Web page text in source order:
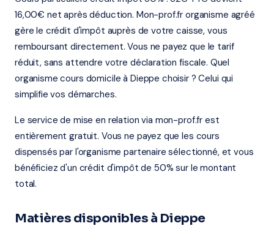
16,00€ net après déduction. Mon-prof.fr organisme agréé
gère le crédit d'impôt auprès de votre caisse, vous
remboursant directement. Vous ne payez que le tarif
réduit, sans attendre votre déclaration fiscale. Quel
organisme cours domicile à Dieppe choisir ? Celui qui
simplifie vos démarches.
Le service de mise en relation via mon-prof.fr est
entièrement gratuit. Vous ne payez que les cours
dispensés par l'organisme partenaire sélectionné, et vous
bénéficiez d'un crédit d'impôt de 50% sur le montant
total.
Matières disponibles à Dieppe